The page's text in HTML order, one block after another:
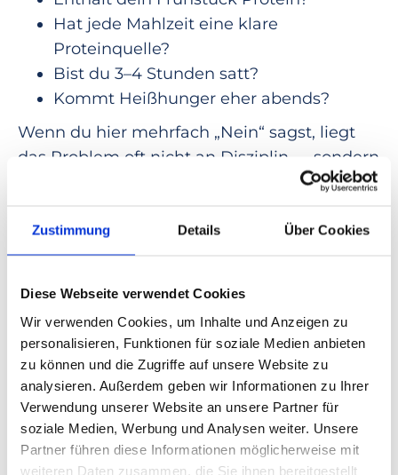
Zustimmung Details Über Cookies
Diese Webseite verwendet Cookies
Wir verwenden Cookies, um Inhalte und Anzeigen zu
personalisieren, Funktionen für soziale Medien anbieten
zu können und die Zugriffe auf unsere Website zu
analysieren. Außerdem geben wir Informationen zu Ihrer
Verwendung unserer Website an unsere Partner für
soziale Medien, Werbung und Analysen weiter. Unsere
Partner führen diese Informationen möglicherweise mit
weiteren Daten zusammen, die Sie ihnen bereitgestellt
Hat jede Mahlzeit eine klare
Proteinquelle?
Bist du 3–4 Stunden satt?
Kommt Heißhunger eher abends?
Wenn du hier mehrfach „Nein“ sagst, liegt
das Problem oft nicht an Disziplin — sondern
Ohne Dogma: Du brauchst keine
Du musst:
nichts zwanghaft tracken
keine 200 g Protein essen
keine Extreme fahren
keine Pulver trinken
Du brauchst: